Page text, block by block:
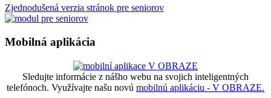
Zjednodušená verzia stránok pre seniorov
Mobilná aplikácia
Sledujte informácie z nášho webu na svojich inteligentných
telefónoch. Využívajte našu novú mobilnú aplikáciu - V OBRAZE.